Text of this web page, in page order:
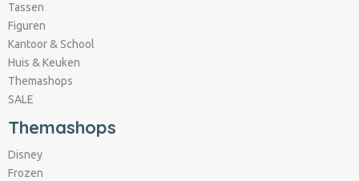
Tassen
Figuren
Kantoor & School
Huis & Keuken
Themashops
SALE
Themashops
Disney
Frozen